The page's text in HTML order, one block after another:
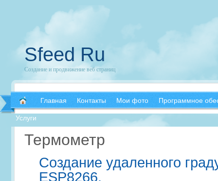
Sfeed Ru
Создание и продвижение веб страниц
Главная Контакты Мои фото Программное
Услуги
Термометр
Создание удаленного
ESP8266.